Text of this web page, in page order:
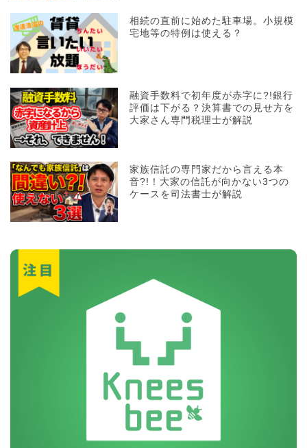
相続の直前に始めた駐車場。小規模
宅地等の特例は使える？
融資手数料で初年度が赤字に?!銀行
評価は下がる？決算書での見せ方を
大家さん専門税理士が解説
家族信託の専門家だから言える本
音?!！大家の信託が向かない3つの
ケースを司法書士が解説